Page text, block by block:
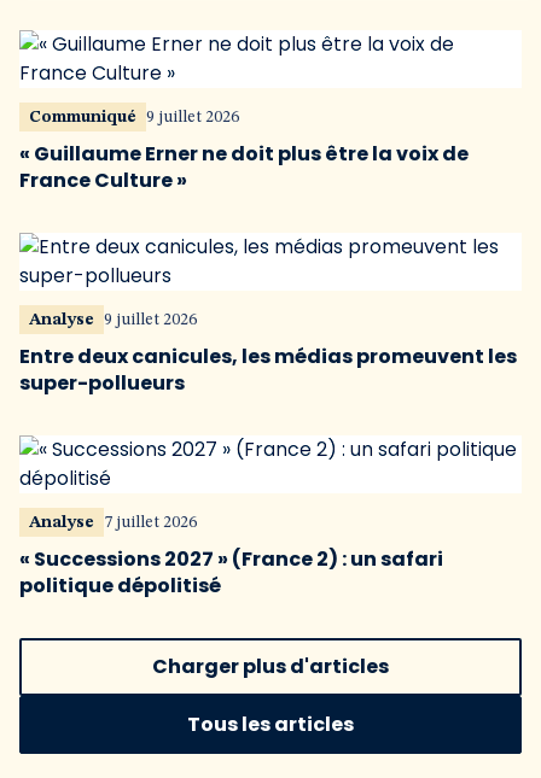
Communiqué 9 juillet 2026
« Guillaume Erner ne doit plus être la voix de
France Culture »
Analyse 9 juillet 2026
Entre deux canicules, les médias promeuvent les
super-pollueurs
Analyse 7 juillet 2026
« Successions 2027 » (France 2) : un safari
politique dépolitisé
Charger plus d'articles
Tous les articles